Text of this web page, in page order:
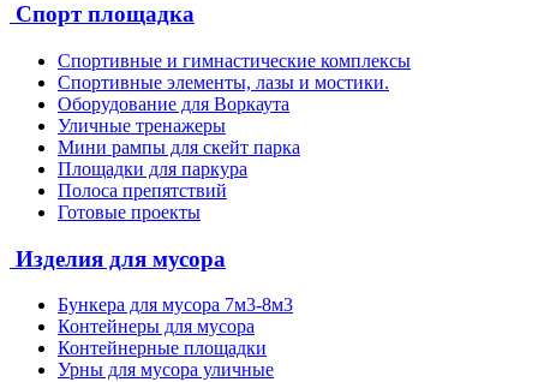
Спорт площадка
Спортивные и гимнастические комплексы
Спортивные элементы, лазы и мостики.
Оборудование для Воркаута
Уличные тренажеры
Мини рампы для скейт парка
Площадки для паркура
Полоса препятствий
Готовые проекты
Изделия для мусора
Бункера для мусора 7м3-8м3
Контейнеры для мусора
Контейнерные площадки
Урны для мусора уличные